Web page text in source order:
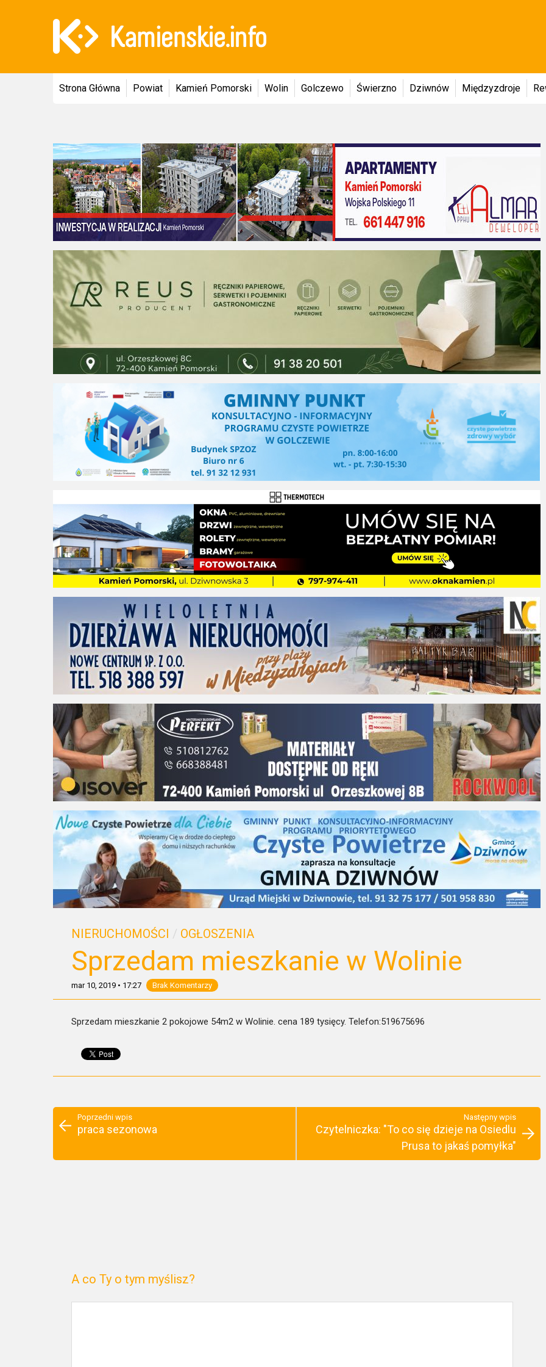
Strona Główna Powiat Kamień Pomorski Wolin Golczewo Świerzno Dziwnów Międzyzdroje
NIERUCHOMOŚCI / OGŁOSZENIA
Sprzedam mieszkanie w Wolinie
mar 10, 2019 • 17:27 Brak Komentarzy
Sprzedam mieszkanie 2 pokojowe 54m2 w Wolinie. cena 189 tysięcy. Telefon:519675696
Poprzedni wpis
praca sezonowa
Następny wpis
Czytelniczka: "To co się dzieje na Osiedlu
Prusa to jakaś pomyłka"
A co Ty o tym myślisz?